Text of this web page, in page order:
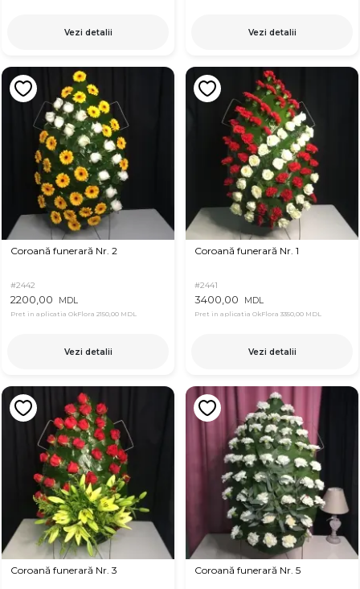
Vezi detalii Vezi detalii
Coroană funerară Nr. 2
#2442
2200,00 MDL
Pret in aplicatia OkFlora 2150,00 MDL
Vezi detalii
Coroană funerară Nr. 1
#2441
3400,00 MDL
Pret in aplicatia OkFlora 3350,00 MDL
Vezi detalii
Coroană funerară Nr. 3 Coroană funerară Nr. 5